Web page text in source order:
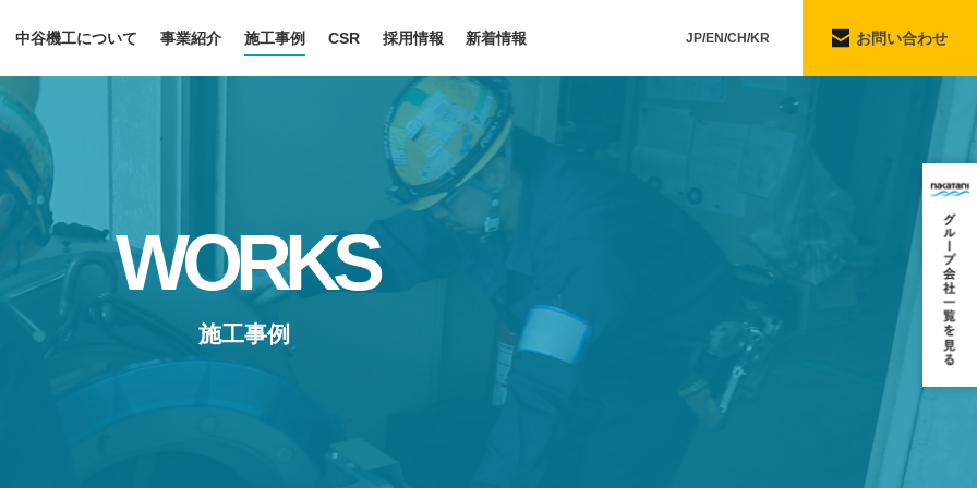
中谷機工について
会社概要
安全・品質への取り組み
事業紹介 施工事例 CSR
安全・品質への取り組み
社会貢献への取り組み
SDGsへの取り組み
働きやすさへの取り組み
採用情報 新着情報 JP EN CH KR お問い合わせ
WORKS
施工事例